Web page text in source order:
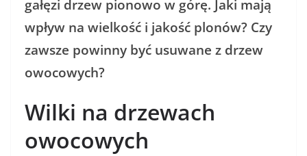
gałęzi drzew pionowo w górę. Jaki mają
wpływ na wielkość i jakość plonów? Czy
zawsze powinny być usuwane z drzew
owocowych?
Wilki na drzewach
owocowych